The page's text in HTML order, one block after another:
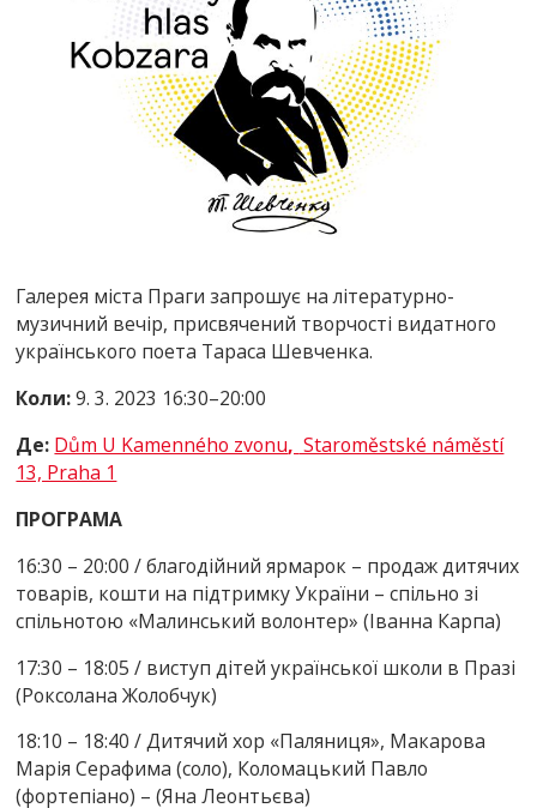
Галерея міста Праги запрошує на літературно-
музичний вечір, присвячений творчості видатного
українського поета Тараса Шевченка.
Коли:9. 3. 2023 16:30–20:00
Де: Dům U Kamenného zvonu, Staroměstské náměstí
13, Praha 1
ПРОГРАМА
16:30 – 20:00 / благодійний ярмарок – продаж дитячих
товарів, кошти на підтримкуУкраїни – спільно зі
спільнотою «Малинський волонтер» (Іванна Карпа)
17:30 – 18:05 / виступ дітей української школи в Празі
(Роксолана Жолобчук)
18:10 – 18:40 / Дитячий хор «Паляниця», Макарова
Марія Серафима (соло), Коломацький Павло
(фортепіано) – (Яна Леонтьєва)